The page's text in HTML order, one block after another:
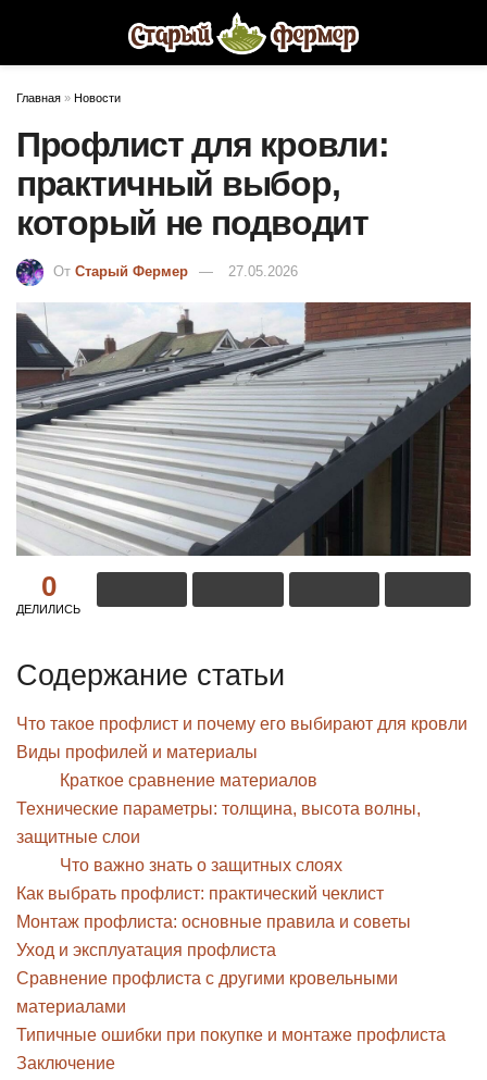
Главная » Новости
Профлист для кровли:
практичный выбор,
который не подводит
От Старый Фермер 27.05.2026
0
ДЕЛИЛИСЬ
Содержание статьи
Что такое профлист и почему его выбирают для кровли
Виды профилей и материалы
Краткое сравнение материалов
Технические параметры: толщина, высота волны,
защитные слои
Что важно знать о защитных слоях
Как выбрать профлист: практический чеклист
Монтаж профлиста: основные правила и советы
Уход и эксплуатация профлиста
Сравнение профлиста с другими кровельными
материалами
Типичные ошибки при покупке и монтаже профлиста
Заключение